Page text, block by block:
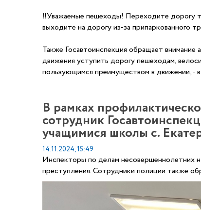
‼Уважаемые пешеходы! Переходите дорогу
выходите на дорогу из-за припаркованного
Также Госавтоинспекция обращает
движения уступить дорогу пешеходам,
пользующимся преимуществом в движении, -
В рамках
сотрудник
учащимися школы с.
14.11.2024, 15:49
Инспекторы по делам несовершеннолетних
преступления. Сотрудники полиции также